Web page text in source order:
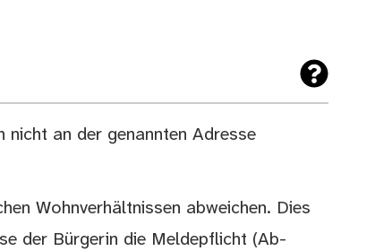
an der genannten Adresse
Wohnverhältnissen abweichen. Dies
der Bürgerin die Meldepflicht (Ab-